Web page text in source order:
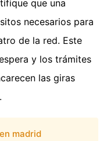
que una
necesarios para
de la red. Este
y los trámites
las giras
madrid